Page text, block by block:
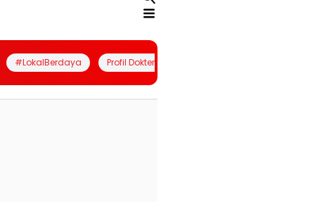
#LokalBerdaya Profil Dokter